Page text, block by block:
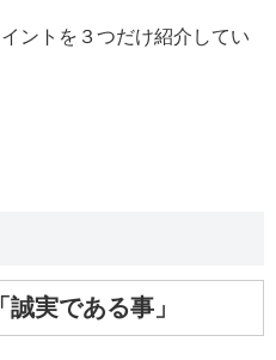
ントを３つだけ紹介してい
実である事」